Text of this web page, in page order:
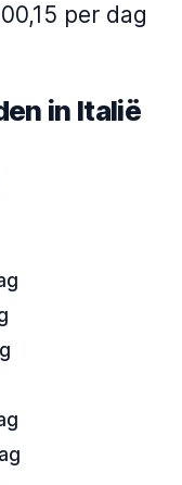
per dag
in Italië